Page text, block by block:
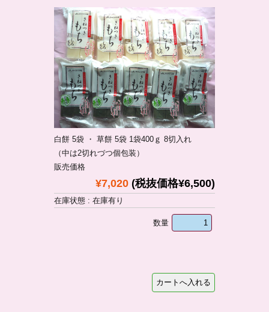
白餅 5袋 ・ 草餅 5袋 1袋400ｇ 8切入れ
（中は2切れづつ個包装）
販売価格
¥7,020 (税抜価格¥6,500)
在庫状態 : 在庫有り
数量